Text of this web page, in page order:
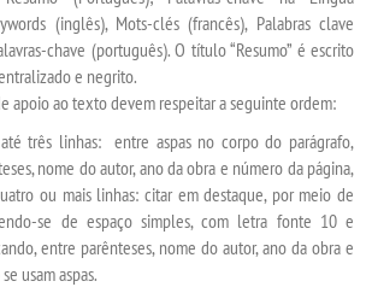
(inglês), Mots-clés (francês), Palabras clave
chave (português). O título “Resumo” é escrito
e negrito.
apoio ao texto devem respeitar a seguinte ordem:
três linhas: entre aspas no corpo do parágrafo,
nome do autor, ano da obra e número da página,
ou mais linhas: citar em destaque, por meio de
se de espaço simples, com letra fonte 10 e
entre parênteses, nome do autor, ano da obra e
usam aspas.